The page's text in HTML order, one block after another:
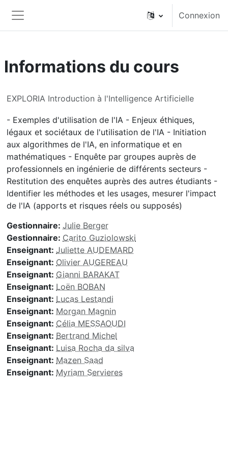
Panneau latéral
Connexion
Informations du cours
EXPLORIA Introduction à l'Intelligence Artificielle
- Exemples d'utilisation de l'IA - Enjeux éthiques,
légaux et sociétaux de l'utilisation de l'IA - Initiation
aux algorithmes de l'IA, en informatique et en
mathématiques - Enquête par groupes auprès de
professionnels en ingénierie de différents secteurs -
Restitution des enquêtes auprès des autres étudiants -
Identifier les méthodes et les usages, mesurer l'impact
de l'IA (apports et risques réels ou supposés)
Gestionnaire: Julie Berger
Gestionnaire: Carito Guziolowski
Enseignant: Juliette AUDEMARD
Enseignant: Olivier AUGEREAU
Enseignant: Gianni BARAKAT
Enseignant: Loën BOBAN
Enseignant: Lucas Lestandi
Enseignant: Morgan Magnin
Enseignant: Célia MESSAOUDI
Enseignant: Bertrand Michel
Enseignant: Luisa Rocha da silva
Enseignant: Mazen Saad
Enseignant: Myriam Servieres